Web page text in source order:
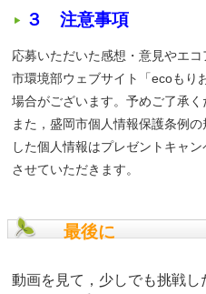
３ 注意事項
応募いただいた感想・意見やエ
市環境部ウェブサイト「ecoもり
場合がございます。予めご了承く
また，盛岡市個人情報保護条例
した個人情報はプレゼントキャ
させていただきます。
最後に
動画を見て，少しでも挑戦